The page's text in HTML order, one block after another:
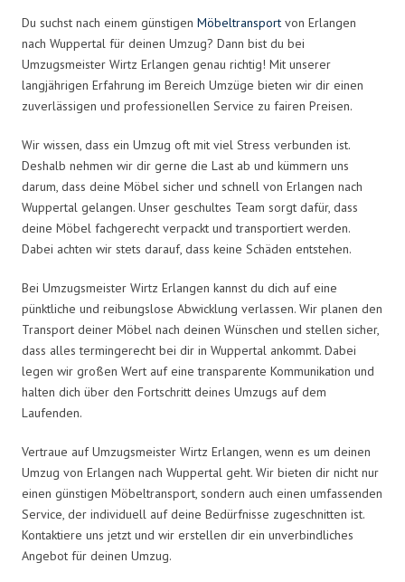
Du suchst nach einem günstigen Möbeltransport von Erlangen
nach Wuppertal für deinen Umzug? Dann bist du bei
Umzugsmeister Wirtz Erlangen genau richtig! Mit unserer
langjährigen Erfahrung im Bereich Umzüge bieten wir dir einen
zuverlässigen und professionellen Service zu fairen Preisen.
Wir wissen, dass ein Umzug oft mit viel Stress verbunden ist.
Deshalb nehmen wir dir gerne die Last ab und kümmern uns
darum, dass deine Möbel sicher und schnell von Erlangen nach
Wuppertal gelangen. Unser geschultes Team sorgt dafür, dass
deine Möbel fachgerecht verpackt und transportiert werden.
Dabei achten wir stets darauf, dass keine Schäden entstehen.
Bei Umzugsmeister Wirtz Erlangen kannst du dich auf eine
pünktliche und reibungslose Abwicklung verlassen. Wir planen den
Transport deiner Möbel nach deinen Wünschen und stellen sicher,
dass alles termingerecht bei dir in Wuppertal ankommt. Dabei
legen wir großen Wert auf eine transparente Kommunikation und
halten dich über den Fortschritt deines Umzugs auf dem
Laufenden.
Vertraue auf Umzugsmeister Wirtz Erlangen, wenn es um deinen
Umzug von Erlangen nach Wuppertal geht. Wir bieten dir nicht nur
einen günstigen Möbeltransport, sondern auch einen umfassenden
Service, der individuell auf deine Bedürfnisse zugeschnitten ist.
Kontaktiere uns jetzt und wir erstellen dir ein unverbindliches
Angebot für deinen Umzug.